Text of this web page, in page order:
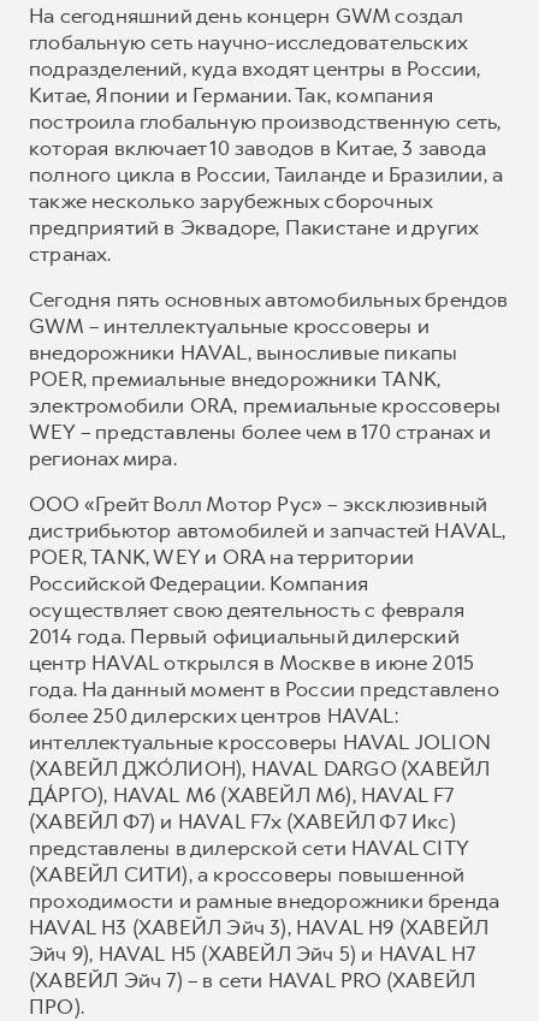
На сегодняшний день концерн GWM создал
глобальную сеть научно-исследовательских
подразделений, куда входят центры в России,
Китае, Японии и Германии. Так, компания
построила глобальную производственную сеть,
которая включает 10 заводов в Китае, 3 завода
полного цикла в России, Таиланде и Бразилии, а
также несколько зарубежных сборочных
предприятий в Эквадоре, Пакистане и других
странах.
Сегодня пять основных автомобильных брендов
GWM – интеллектуальные кроссоверы и
внедорожники HAVAL, выносливые пикапы
POER, премиальные внедорожники TANK,
электромобили ORA, премиальные кроссоверы
WEY – представлены более чем в 170 странах и
регионах мира.
ООО «Грейт Волл Мотор Рус» – эксклюзивный
дистрибьютор автомобилей и запчастей HAVAL,
POER, TANK, WEY и ORA на территории
Российской Федерации. Компания
осуществляет свою деятельность с февраля
2014 года. Первый официальный дилерский
центр HAVAL открылся в Москве в июне 2015
года. На данный момент в России представлено
более 250 дилерских центров HAVAL:
интеллектуальные кроссоверы HAVAL JOLION
(ХАВЕЙЛ ДЖО́ЛИОН), HAVAL DARGO (ХАВЕЙЛ
ДА́РГО), HAVAL М6 (ХАВЕЙЛ M6), HAVAL F7
(ХАВЕЙЛ Ф7) и HAVAL F7x (ХАВЕЙЛ Ф7 Икс)
представлены в дилерской сети HAVAL CITY
(ХАВЕЙЛ СИТИ), а кроссоверы повышенной
проходимости и рамные внедорожники бренда
HAVAL H3 (ХАВЕЙЛ Эйч 3), HAVAL H9 (ХАВЕЙЛ
Эйч 9), HAVAL H5 (ХАВЕЙЛ Эйч 5) и HAVAL H7
(ХАВЕЙЛ Эйч 7) – в сети HAVAL PRO (ХАВЕЙЛ
ПРО).